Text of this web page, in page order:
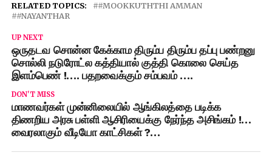
RELATED TOPICS:
#MOOKKUTHTHI AMMAN
#NAYANTHAR
UP NEXT
ஒருதடவ சொன்ன கேக்காம திரும்ப திரும்ப தப்பு பண்றனு
சொல்லி நடுரோட்ல கத்தியால் குத்தி கொலை செய்த
இளம்பெண் !…. பதறவைக்கும் சம்பவம் ….
DON'T MISS
மாணவர்கள் முன்னிலையில் ஆங்கிலத்தை படிக்க
திணறிய அரசு பள்ளி ஆசிரியைக்கு நேர்ந்த அசிங்கம் !…
வைரலாகும் வீடியோ காட்சிகள் ?…